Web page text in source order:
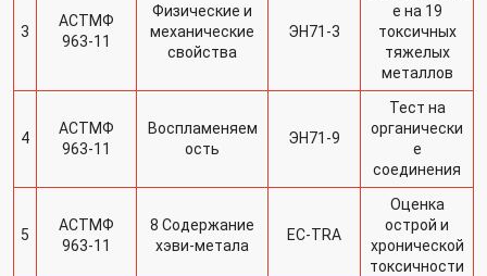
3
АСТМФ
963-11
Физические и
механические
свойства
ЭН71-3
е на 19
токсичных
тяжелых
металлов
4
АСТМФ
963-11
Воспламеняем
ость
ЭН71-9
Тест на
органически
е
соединения
5
АСТМФ
963-11
8 Содержание
хэви-метала
ЕС-TRA
Оценка
острой и
хронической
токсичности